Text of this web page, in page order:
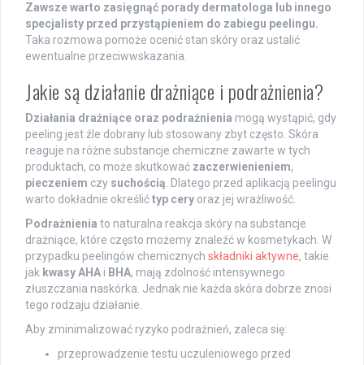
Zawsze warto zasięgnąć porady dermatologa lub innego
specjalisty przed przystąpieniem do zabiegu peelingu.
Taka rozmowa pomoże ocenić stan skóry oraz ustalić
ewentualne przeciwwskazania.
Jakie są działanie drażniące i podrażnienia?
Działania drażniące oraz podrażnienia mogą wystąpić, gdy
peeling jest źle dobrany lub stosowany zbyt często. Skóra
reaguje na różne substancje chemiczne zawarte w tych
produktach, co może skutkować zaczerwienieniem,
pieczeniem czy suchością . Dlatego przed aplikacją peelingu
warto dokładnie określićtyp cery oraz jej wrażliwość.
Podrażnienia to naturalna reakcja skóry na substancje
drażniące, które często możemy znaleźć w kosmetykach. W
przypadku peelingów chemicznych składniki aktywne, takie
jak kwasy AHA i BHA, mają zdolność intensywnego
złuszczania naskórka. Jednak nie każda skóra dobrze znosi
tego rodzaju działanie.
Aby zminimalizować ryzyko podrażnień, zaleca się:
przeprowadzenie testu uczuleniowego przed